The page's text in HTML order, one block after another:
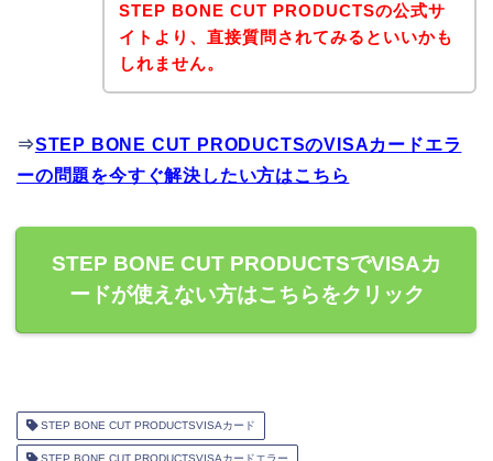
STEP BONE CUT PRODUCTSの公式サ
イトより、直接質問されてみるといいかも
しれません。
⇒STEP BONE CUT PRODUCTSのVISAカードエラ
ーの問題を今すぐ解決したい方はこちら
STEP BONE CUT PRODUCTSでVISAカ
ードが使えない方はこちらをクリック
STEP BONE CUT PRODUCTSVISAカード
STEP BONE CUT PRODUCTSVISAカードエラー